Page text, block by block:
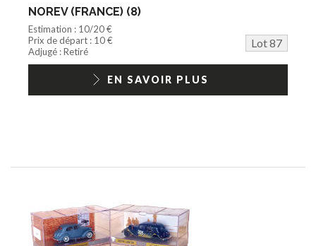
NOREV (FRANCE) (8)
Estimation : 10/20 €
Prix de départ : 10 €
Lot 87
Adjugé : Retiré
EN SAVOIR PLUS